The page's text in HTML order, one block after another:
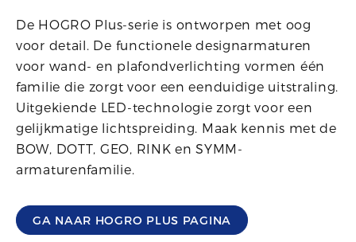
De HOGRO Plus-serie is ontworpen met oog
voor detail. De functionele designarmaturen
voor wand- en plafondverlichting vormen één
familie die zorgt voor een eenduidige uitstraling.
Uitgekiende LED-technologie zorgt voor een
gelijkmatige lichtspreiding. Maak kennis met de
BOW, DOTT, GEO, RINK en SYMM-
armaturenfamilie.
GA NAAR HOGRO PLUS PAGINA